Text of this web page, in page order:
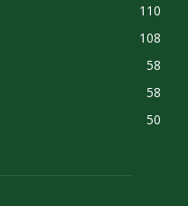
110
108
58
58
50